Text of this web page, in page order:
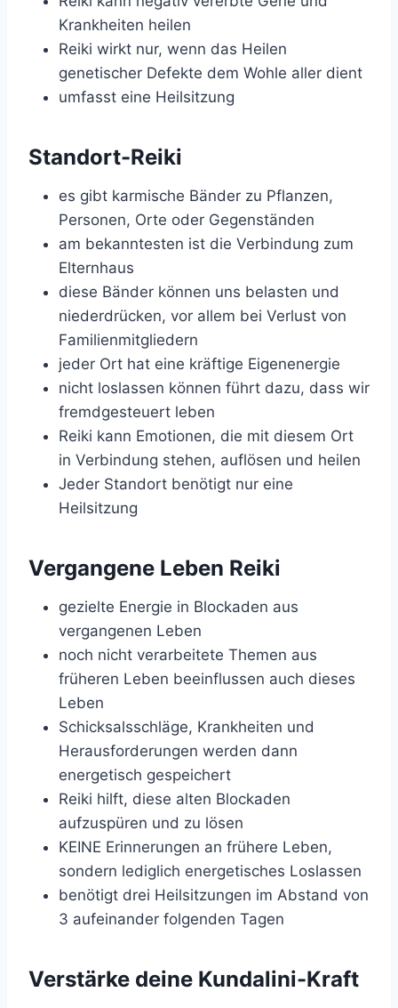
Krankheiten heilen
Reiki wirkt nur, wenn das Heilen
genetischer Defekte dem Wohle aller dient
umfasst eine Heilsitzung
Standort-Reiki
es gibt karmische Bänder zu Pflanzen,
Personen, Orte oder Gegenständen
am bekanntesten ist die Verbindung zum
Elternhaus
diese Bänder können uns belasten und
niederdrücken, vor allem bei Verlust von
Familienmitgliedern
jeder Ort hat eine kräftige Eigenenergie
nicht loslassen können führt dazu, dass wir
fremdgesteuert leben
Reiki kann Emotionen, die mit diesem Ort
in Verbindung stehen, auflösen und heilen
Jeder Standort benötigt nur eine
Heilsitzung
Vergangene Leben Reiki
gezielte Energie in Blockaden aus
vergangenen Leben
noch nicht verarbeitete Themen aus
früheren Leben beeinflussen auch dieses
Leben
Schicksalsschläge, Krankheiten und
Herausforderungen werden dann
energetisch gespeichert
Reiki hilft, diese alten Blockaden
aufzuspüren und zu lösen
KEINE Erinnerungen an frühere Leben,
sondern lediglich energetisches Loslassen
benötigt drei Heilsitzungen im Abstand von
3 aufeinander folgenden Tagen
Verstärke deine Kundalini-Kraft